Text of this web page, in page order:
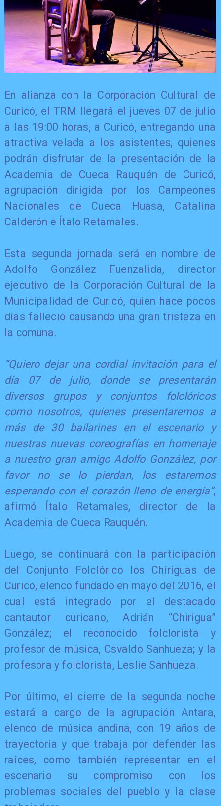
En alianza con la Corporación Cultural de
Curicó, el TRM llegará el jueves 07 de julio
a las 19:00 horas, a Curicó, entregando una
atractiva velada a los asistentes, quienes
podrán disfrutar de la presentación de la
Academia de Cueca Rauquén de Curicó,
agrupación dirigida por los Campeones
Nacionales de Cueca Huasa, Catalina
Calderón e Ítalo Retamales.
Esta segunda jornada será en nombre de
Adolfo González Fuenzalida, director
ejecutivo de la Corporación Cultural de la
Municipalidad de Curicó, quien hace pocos
días falleció causando una gran tristeza en
la comuna.
“Quiero dejar una cordial invitación para el
día 07 de julio, donde se presentarán
diversos grupos y conjuntos folclóricos
como nosotros, quienes presentaremos a
más de 30 bailarines en el escenario y
nuestras nuevas coreografías en homenaje
a nuestro gran amigo Adolfo González, por
favor no se lo pierdan, los estaremos
esperando con el corazón lleno de energía”,
afirmó Ítalo Retamales, director de la
Academia de Cueca Rauquén.
Luego, se continuará con la participación
del Conjunto Folclórico los Chiriguas de
Curicó, elenco fundado en mayo del 2016, el
cual está integrado por el destacado
cantautor curicano, Adrián “Chirigua”
González; el reconocido folclorista y
profesor de música, Osvaldo Sanhueza; y la
profesora y folclorista, Leslie Sanhueza.
Por último, el cierre de la segunda noche
estará a cargo de la agrupación Antara,
elenco de música andina, con 19 años de
trayectoria y que trabaja por defender las
raíces, como también representar en el
escenario su compromiso con los
problemas sociales del pueblo y la clase